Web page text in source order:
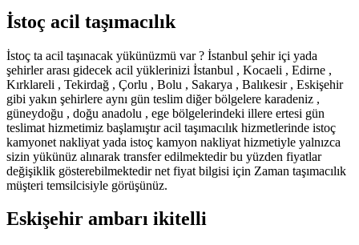
İstoç acil taşımacılık
İstoç ta acil taşınacak yükünüzmü var ? İstanbul şehir içi yada
şehirler arası gidecek acil yüklerinizi İstanbul , Kocaeli , Edirne ,
Kırklareli , Tekirdağ , Çorlu , Bolu , Sakarya , Balıkesir , Eskişehir
gibi yakın şehirlere aynı gün teslim diğer bölgelere karadeniz ,
güneydoğu , doğu anadolu , ege bölgelerindeki illere ertesi gün
teslimat hizmetimiz başlamıştır acil taşımacılık hizmetlerinde istoç
kamyonet nakliyat yada istoç kamyon nakliyat hizmetiyle yalnızca
sizin yükünüz alınarak transfer edilmektedir bu yüzden fiyatlar
değişiklik gösterebilmektedir net fiyat bilgisi için Zaman taşımacılık
müşteri temsilcisiyle görüşünüz.
Eskişehir ambarı ikitelli